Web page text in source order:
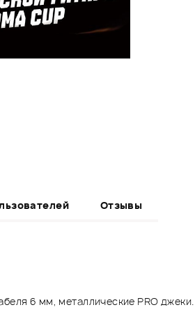
Отзывы
6 мм, металлические PRO